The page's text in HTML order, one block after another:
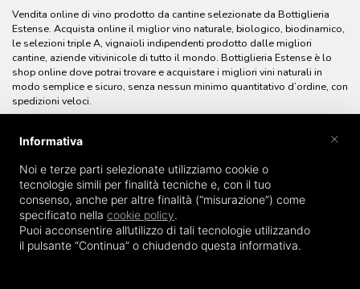
Vendita online di vino prodotto da cantine selezionate da Bottiglieria
Estense. Acquista online il miglior vino naturale, biologico, biodinamico,
le selezioni triple A, vignaioli indipendenti prodotto dalle migliori
cantine, aziende vitivinicole di tutto il mondo. Bottiglieria Estense è lo
shop online dove potrai trovare e acquistare i migliori vini naturali in
modo semplice e sicuro, senza nessun minimo quantitativo d’ordine, con
spedizioni veloci.
Informativa
Noi e terze parti selezionate utilizziamo cookie o
tecnologie simili per finalità tecniche e, con il tuo
consenso, anche per altre finalità (“misurazione”) come
specificato nella cookie policy.
Puoi acconsentire all’utilizzo di tali tecnologie utilizzando
il pulsante “Continua” o chiudendo questa informativa.
×